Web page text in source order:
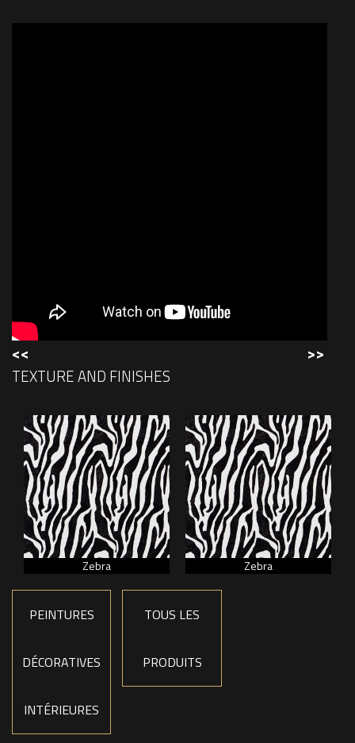
<< >>
TEXTURE AND FINISHES
Zebra Zebra
PEINTURES
DÉCORATIVES
INTÉRIEURES
TOUS LES
PRODUITS